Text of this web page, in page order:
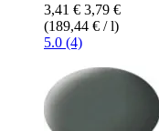
3,41 € 3,79 €
(189,44 € / l)
5.0 (4)